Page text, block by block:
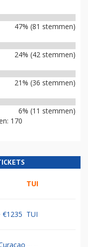
47% (81 stemmen)
24% (42 stemmen)
21% (36 stemmen)
6% (11 stemmen)
170
TUI
€1235 TUI